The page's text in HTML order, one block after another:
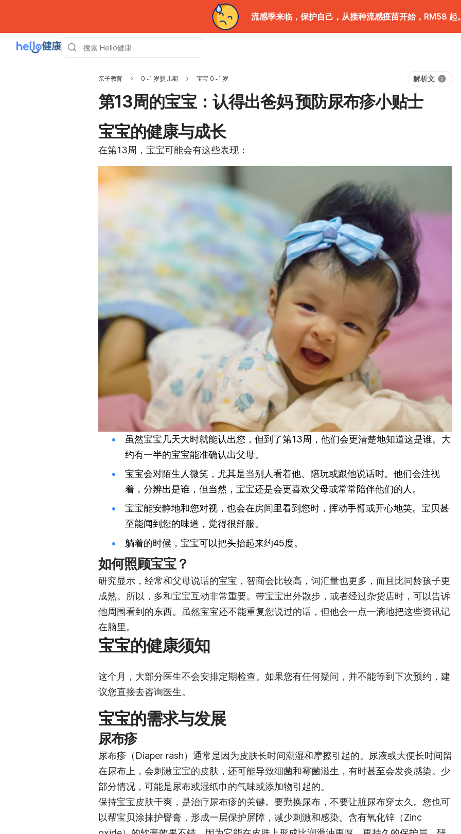
流感季来临，保护自己，从接种流感疫苗开始，RM58 起
亲子教育 0~1 岁婴儿期 宝宝 0~1 岁 解析文
第13周的宝宝：认得出爸妈 预防尿布疹小贴士
宝宝的健康与成长
在第13周，宝宝可能会有这些表现：
虽然宝宝几天大时就能认出您，但到了第13周，他们会更清楚地知道这是谁。大
约有一半的宝宝能准确认出父母。
宝宝会对陌生人微笑，尤其是当别人看着他、陪玩或跟他说话时。他们会注视
着，分辨出是谁，但当然，宝宝还是会更喜欢父母或常常陪伴他们的人。
宝宝能安静地和您对视，也会在房间里看到您时，挥动手臂或开心地笑。宝贝甚
至能闻到您的味道，觉得很舒服。
躺着的时候，宝宝可以把头抬起来约45度。
如何照顾宝宝？
研究显示，经常和父母说话的宝宝，智商会比较高，词汇量也更多，而且比同龄孩子更
成熟。所以，多和宝宝互动非常重要。带宝宝出外散步，或者经过杂货店时，可以告诉
他周围看到的东西。虽然宝宝还不能重复您说过的话，但他会一点一滴地把这些资讯记
在脑里。
宝宝的健康须知
这个月，大部分医生不会安排定期检查。如果您有任何疑问，并不能等到下次预约，建
议您直接去咨询医生。
宝宝的需求与发展
尿布疹
尿布疹（Diaper rash）通常是因为皮肤长时间潮湿和摩擦引起的。尿液或大便长时间留
在尿布上，会刺激宝宝的皮肤，还可能导致细菌和霉菌滋生，有时甚至会发炎感染。少
部分情况，可能是尿布或湿纸巾的气味或添加物引起的。
保持宝宝皮肤干爽，是治疗尿布疹的关键。要勤换尿布，不要让脏尿布穿太久。您也可
以帮宝贝涂抹护臀膏，形成一层保护屏障，减少刺激和感染。含有氧化锌（Zinc